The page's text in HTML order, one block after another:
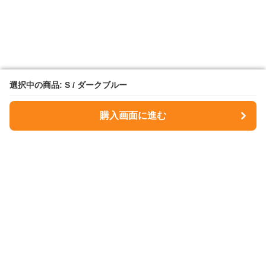
選択中の商品: S / ダークブルー
購入画面に進む
選択中の商品: S / ダークブルー
購入画面に進む